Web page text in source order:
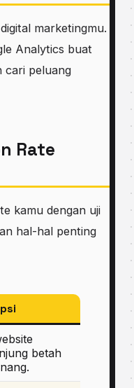
marketingmu.
Analytics buat
cari peluang
Rate
kamu dengan uji
hal-hal penting
betah